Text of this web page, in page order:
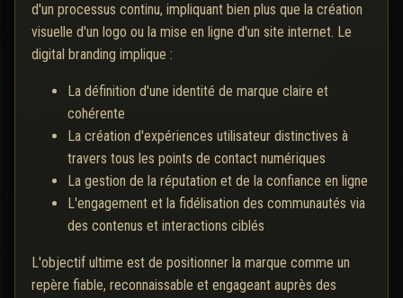
d'un processus continu, impliquant bien plus que la création
visuelle d'un logo ou la mise en ligne d'un site internet. Le
digital branding implique :
La définition d'une identité de marque claire et
cohérente
La création d'expériences utilisateur distinctives à
travers tous les points de contact numériques
La gestion de la réputation et de la confiance en ligne
L'engagement et la fidélisation des communautés via
des contenus et interactions ciblés
L'objectif ultime est de positionner la marque comme un
repère fiable, reconnaissable et engageant auprès des